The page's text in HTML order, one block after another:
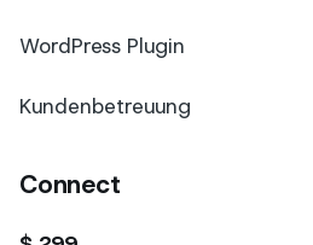
WordPress Plugin
Kundenbetreuung
Connect